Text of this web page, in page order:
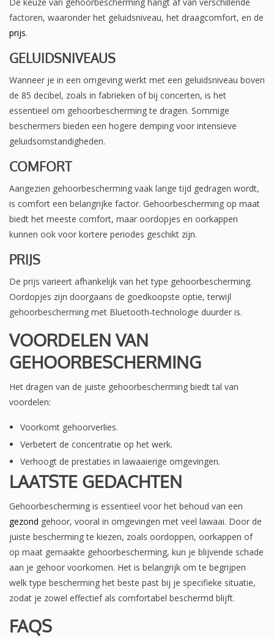
De keuze van gehoorbescherming hangt af van verschillende
factoren, waaronder het geluidsniveau, het draagcomfort, en de
prijs.
GELUIDSNIVEAUS
Wanneer je in een omgeving werkt met een geluidsniveau boven
de 85 decibel, zoals in fabrieken of bij concerten, is het
essentieel om gehoorbescherming te dragen. Sommige
beschermers bieden een hogere demping voor intensieve
geluidsomstandigheden.
COMFORT
Aangezien gehoorbescherming vaak lange tijd gedragen wordt,
is comfort een belangrijke factor. Gehoorbescherming op maat
biedt het meeste comfort, maar oordopjes en oorkappen
kunnen ook voor kortere periodes geschikt zijn.
PRIJS
De prijs varieert afhankelijk van het type gehoorbescherming.
Oordopjes zijn doorgaans de goedkoopste optie, terwijl
gehoorbescherming met Bluetooth-technologie duurder is.
VOORDELEN VAN
GEHOORBESCHERMING
Het dragen van de juiste gehoorbescherming biedt tal van
voordelen:
Voorkomt gehoorverlies.
Verbetert de concentratie op het werk.
Verhoogt de prestaties in lawaaierige omgevingen.
LAATSTE GEDACHTEN
Gehoorbescherming is essentieel voor het behoud van een
gezond gehoor, vooral in omgevingen met veel lawaai. Door de
juiste bescherming te kiezen, zoals oordoppen, oorkappen of
op maat gemaakte gehoorbescherming, kun je blijvende schade
aan je gehoor voorkomen. Het is belangrijk om te begrijpen
welk type bescherming het beste past bij je specifieke situatie,
zodat je zowel effectief als comfortabel beschermd blijft.
FAQS